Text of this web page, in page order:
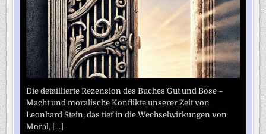
Die detaillierte Rezension des Buches Gut und Böse –
Macht und moralische Konflikte unserer Zeit von
Leonhard Stein, das tief in die Wechselwirkungen von
Moral, [...]